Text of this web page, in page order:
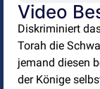
Video
Diskriminiert
Torah die
jemand diesen
der Könige